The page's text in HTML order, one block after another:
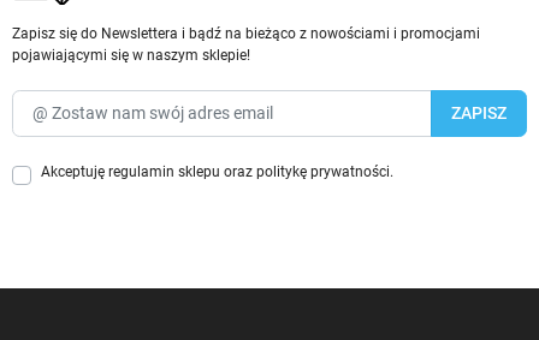
Zapisz się do Newslettera i bądź na bieżąco z nowościami i promocjami
pojawiającymi się w naszym sklepie!
Akceptuję regulamin sklepu oraz politykę prywatności.